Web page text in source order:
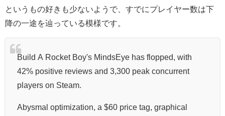
というもの好きも少ないようで、すでにプレイヤー数は下
降の一途を辿っている模様です。
Build A Rocket Boy's MindsEye has flopped, with
42% positive reviews and 3,300 peak concurrent
players on Steam.
Abysmal optimization, a $60 price tag, graphical